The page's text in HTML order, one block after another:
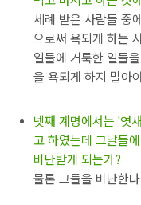
세례 받은 사람들 중
으로써 욕되게 하는
일들에 거룩한 일들
을 욕되게 하지 말아
넷째 계명에서는 '엿
고 하였는데 그날들
비난받게 되는가?
물론 그들을 비난한